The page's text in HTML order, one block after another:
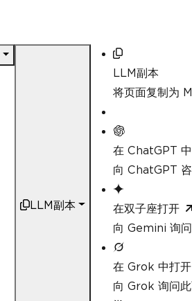
LLM副本
LLM副本
将页面复制为
在 ChatGPT
向 ChatGPT
在双子座打开
向 Gemini 询
在 Grok 中打开
向 Grok 询问